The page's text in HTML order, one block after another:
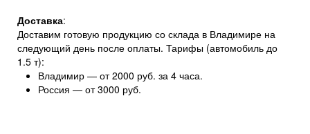
Доставка:
Доставим готовую продукцию со склада в Владимире на
следующий день после оплаты. Тарифы (автомобиль до
1.5 т):
Владимир — от 2000 руб. за 4 часа.
Россия — от 3000 руб.